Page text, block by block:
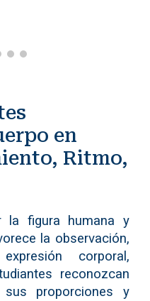
en
Ritmo,
la figura humana y
la observación,
corporal,
reconozcan
proporciones y